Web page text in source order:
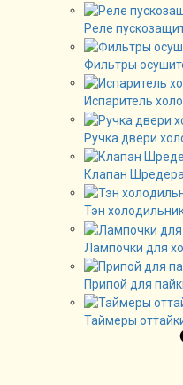
Реле
Фильтры
Испаритель
Ручка двери
Клапан Шредера
Тэн
Лампочки для
Припой для
Таймеры